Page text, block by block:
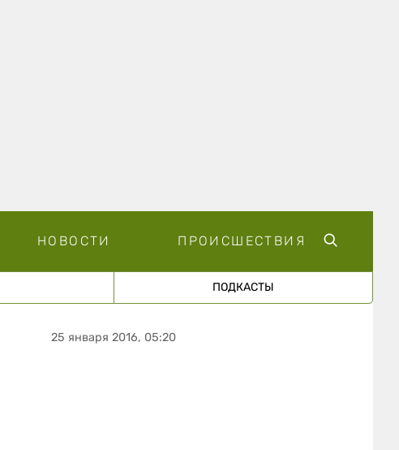
НОВОСТИ ПРОИСШЕСТВИЯ
ПОДКАСТЫ
25 января 2016, 05:20